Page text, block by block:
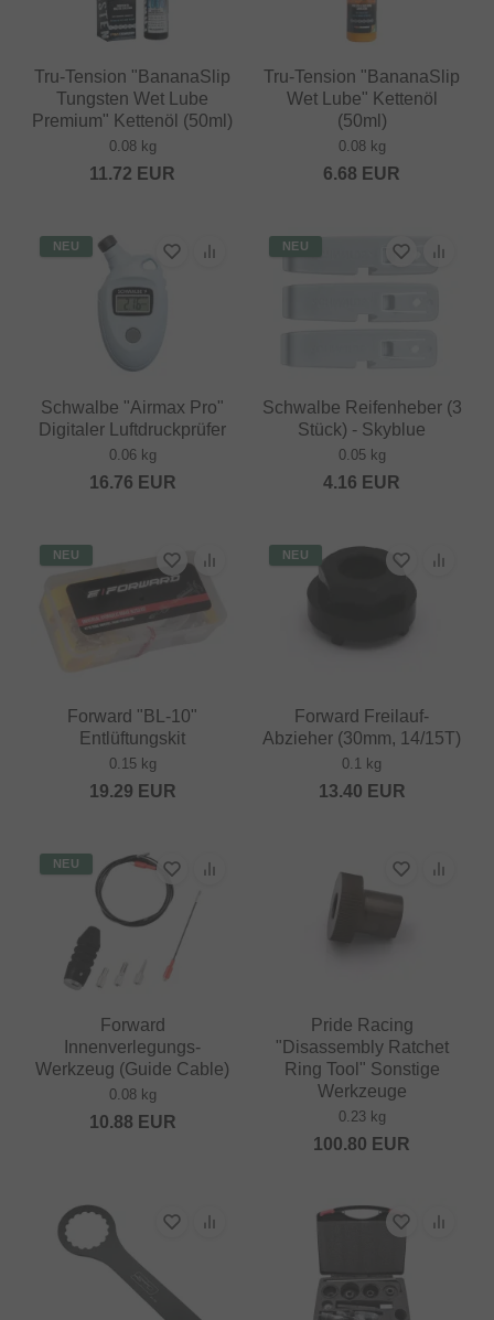
Tru-Tension "BananaSlip
Tungsten Wet Lube
Premium" Kettenöl (50ml)
0.08 kg
11.72 EUR
Tru-Tension "BananaSlip
Wet Lube" Kettenöl
(50ml)
0.08 kg
6.68 EUR
NEU
Schwalbe "Airmax Pro"
Digitaler Luftdruckprüfer
0.06 kg
16.76 EUR
NEU
Schwalbe Reifenheber (3
Stück) - Skyblue
0.05 kg
4.16 EUR
NEU
Forward "BL-10"
Entlüftungskit
0.15 kg
19.29 EUR
NEU
Forward Freilauf-
Abzieher (30mm, 14/15T)
0.1 kg
13.40 EUR
NEU
Forward
Innenverlegungs-
Werkzeug (Guide Cable)
0.08 kg
10.88 EUR
Pride Racing
"Disassembly Ratchet
Ring Tool" Sonstige
Werkzeuge
0.23 kg
100.80 EUR